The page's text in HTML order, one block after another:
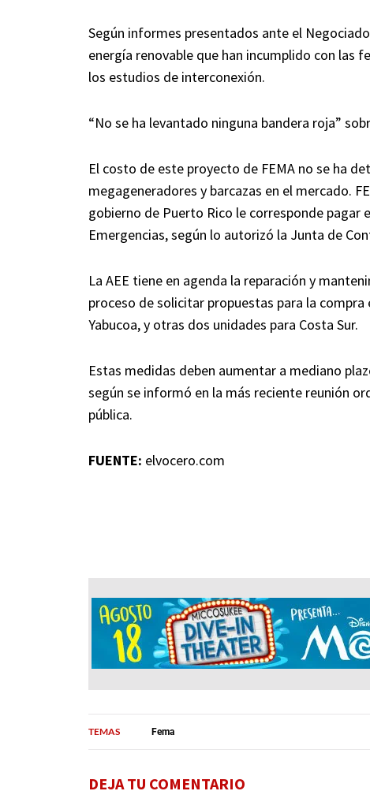
Según informes presentados ante el
energía renovable que han incumplido con las
los estudios de interconexión.
“No se ha levantado ninguna bandera roja”
El costo de este proyecto de FEMA no se ha
megageneradores y barcazas en el mercado.
gobierno de Puerto Rico le corresponde pagar
Emergencias, según lo autorizó la Junta de
La AEE tiene en agenda la reparación y
proceso de solicitar propuestas para la compra
Yabucoa, y otras dos unidades para Costa Sur.
Estas medidas deben aumentar a mediano
según se informó en la más reciente reunión
pública.
FUENTE: elvocero.com
TEMAS Fema
DEJA TU COMENTARIO